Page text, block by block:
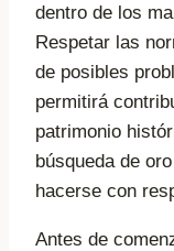
dentro de los
Respetar las
de posibles
permitirá
patrimonio
búsqueda de
hacerse con
Antes de